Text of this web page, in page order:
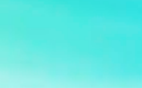
Supanova Pop